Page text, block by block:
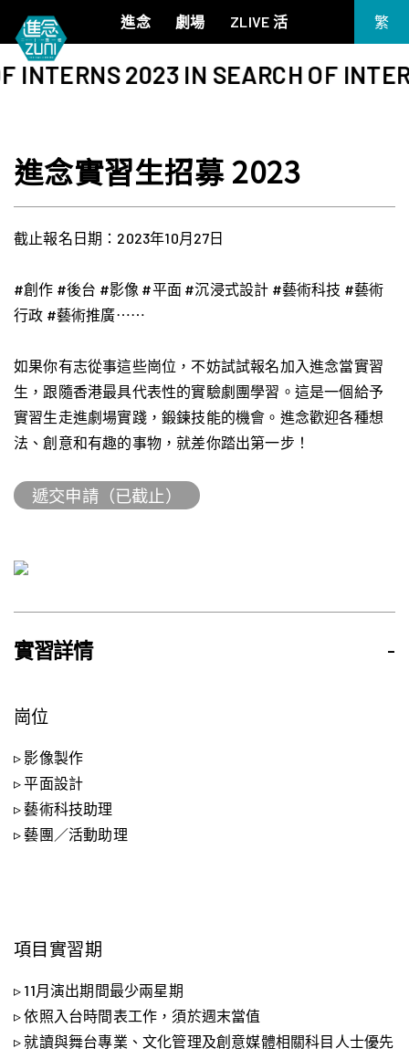
進念
關於進念
進念實驗劇場文獻庫
劇場
《筆墨大冒險》
《萬曆十五年》
《麥克白夫人～詩》
《諸神會藝術節》暨《榮念曾青年藝術學堂 2026》
ZLIVE 活 繁
INTERNS 2023 IN SEARCH OF
進念實習生招募 2023
截止報名日期：2023年10月27日
#創作 #後台 #影像 #平面 #沉浸式設計 #藝術科技 #藝術
行政 #藝術推廣⋯⋯
如果你有志從事這些崗位，不妨試試報名加入進念當實習
生，跟隨香港最具代表性的實驗劇團學習。這是一個給予
實習生走進劇場實踐，鍛鍊技能的機會。進念歡迎各種想
法、創意和有趣的事物，就差你踏出第一步！
遞交申請（已截止）
實習詳情 -
崗位
▹ 影像製作
▹ 平面設計
▹ 藝術科技助理
▹ 藝團／活動助理
項目實習期
▹ 11月演出期間最少兩星期
▹ 依照入台時間表工作，須於週末當值
▹ 就讀與舞台專業、文化管理及創意媒體相關科目人士優先